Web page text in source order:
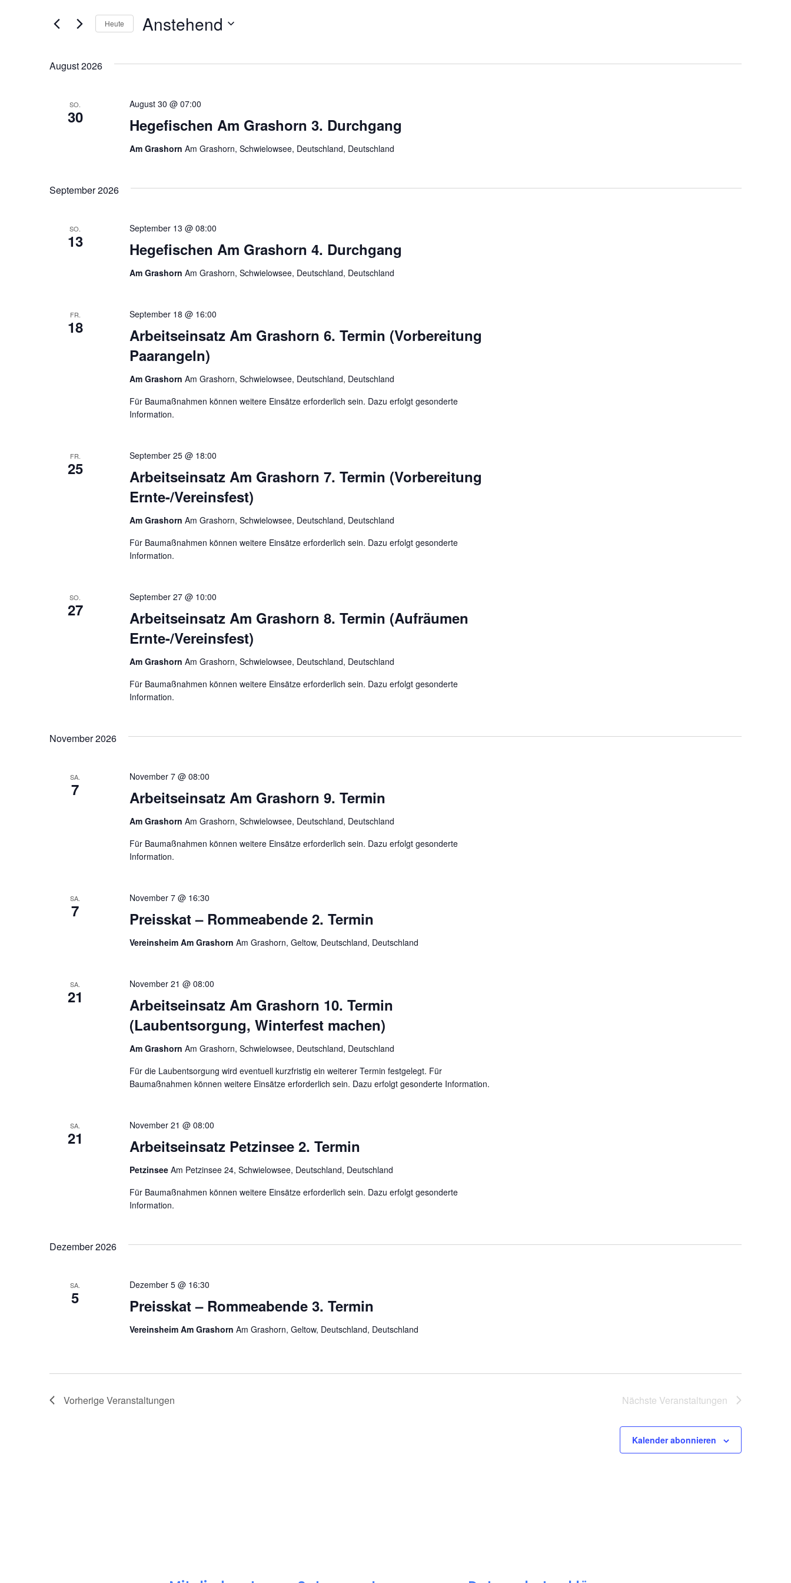
Ansichten,
Navigation
Veranstaltungen
Schlüsselwort.Heute Anstehend
August 2026
SO.
30 Hegefischen Am Grashorn 3. Durchgang
August 30 @ 07:00
Am Grashorn Am Grashorn, Schwielowsee, Deutschland, Deutschland
September 2026
SO.
13 Hegefischen Am Grashorn 4. Durchgang
September 13 @ 08:00
Am Grashorn Am Grashorn, Schwielowsee, Deutschland, Deutschland
FR.
18
Arbeitseinsatz Am Grashorn 6. Termin (Vorbereitung
Paarangeln)
September 18 @ 16:00
Am Grashorn Am Grashorn, Schwielowsee, Deutschland, Deutschland
Für Baumaßnahmen können weitere Einsätze erforderlich sein. Dazu erfolgt gesonderte
Information.
FR.
25
Arbeitseinsatz Am Grashorn 7. Termin (Vorbereitung
Ernte-/Vereinsfest)
September 25 @ 18:00
Am Grashorn Am Grashorn, Schwielowsee, Deutschland, Deutschland
Für Baumaßnahmen können weitere Einsätze erforderlich sein. Dazu erfolgt gesonderte
Information.
SO.
27
Arbeitseinsatz Am Grashorn 8. Termin (Aufräumen
Ernte-/Vereinsfest)
September 27 @ 10:00
Am Grashorn Am Grashorn, Schwielowsee, Deutschland, Deutschland
Für Baumaßnahmen können weitere Einsätze erforderlich sein. Dazu erfolgt gesonderte
Information.
November 2026
SA.
7 Arbeitseinsatz Am Grashorn 9. Termin
November 7 @ 08:00
Am Grashorn Am Grashorn, Schwielowsee, Deutschland, Deutschland
Für Baumaßnahmen können weitere Einsätze erforderlich sein. Dazu erfolgt gesonderte
Information.
SA.
7 Preisskat – Rommeabende 2. Termin
November 7 @ 16:30
Vereinsheim Am Grashorn Am Grashorn, Geltow, Deutschland, Deutschland
SA.
21
Arbeitseinsatz Am Grashorn 10. Termin
(Laubentsorgung, Winterfest machen)
November 21 @ 08:00
Am Grashorn Am Grashorn, Schwielowsee, Deutschland, Deutschland
Für die Laubentsorgung wird eventuell kurzfristig ein weiterer Termin festgelegt. Für
Baumaßnahmen können weitere Einsätze erforderlich sein. Dazu erfolgt gesonderte Information.
SA.
21 Arbeitseinsatz Petzinsee 2. Termin
November 21 @ 08:00
Petzinsee Am Petzinsee 24, Schwielowsee, Deutschland, Deutschland
Für Baumaßnahmen können weitere Einsätze erforderlich sein. Dazu erfolgt gesonderte
Information.
Dezember 2026
SA.
5 Preisskat – Rommeabende 3. Termin
Dezember 5 @ 16:30
Vereinsheim Am Grashorn Am Grashorn, Geltow, Deutschland, Deutschland
VorherigeVeranstaltungen Nächste Veranstaltungen
Kalender abonnieren